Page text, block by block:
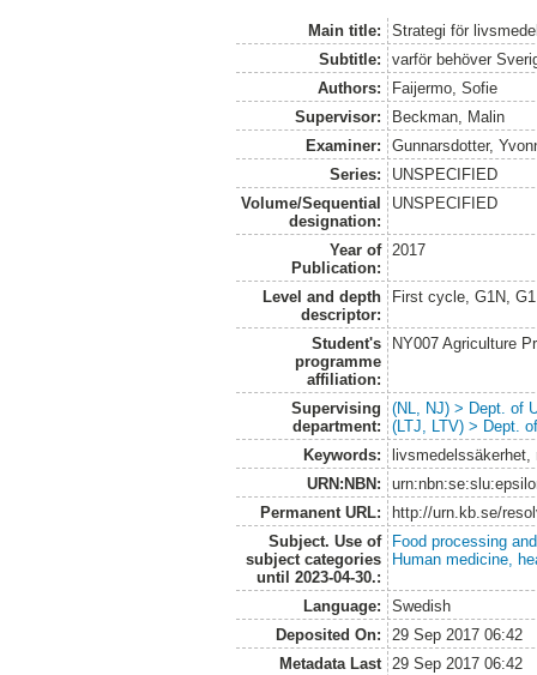
Main title:
Strategi för
Subtitle:
varför behöver
Authors:
Faijermo, Sofie
Supervisor:
Beckman, Malin
Examiner:
Gunnarsdotter,
Series:
UNSPECIFIED
Volume/Sequential
designation:
UNSPECIFIED
Year of
Publication:
2017
Level and depth
descriptor:
First cycle, G1N,
Student's
programme
affiliation:
NY007 Agriculture
Supervising
department:
(NL, NJ) > Dept. of
(LTJ, LTV) > Dept.
Keywords:
livsmedelssäkerhet,
URN:NBN:
Permanent URL:
http://urn.kb.se/
Subject. Use of
subject categories
until 2023-04-30.:
Food processing
Human medicine,
Language:
Swedish
Deposited On:
29 Sep 2017 06:42
Metadata Last
29 Sep 2017 06:42